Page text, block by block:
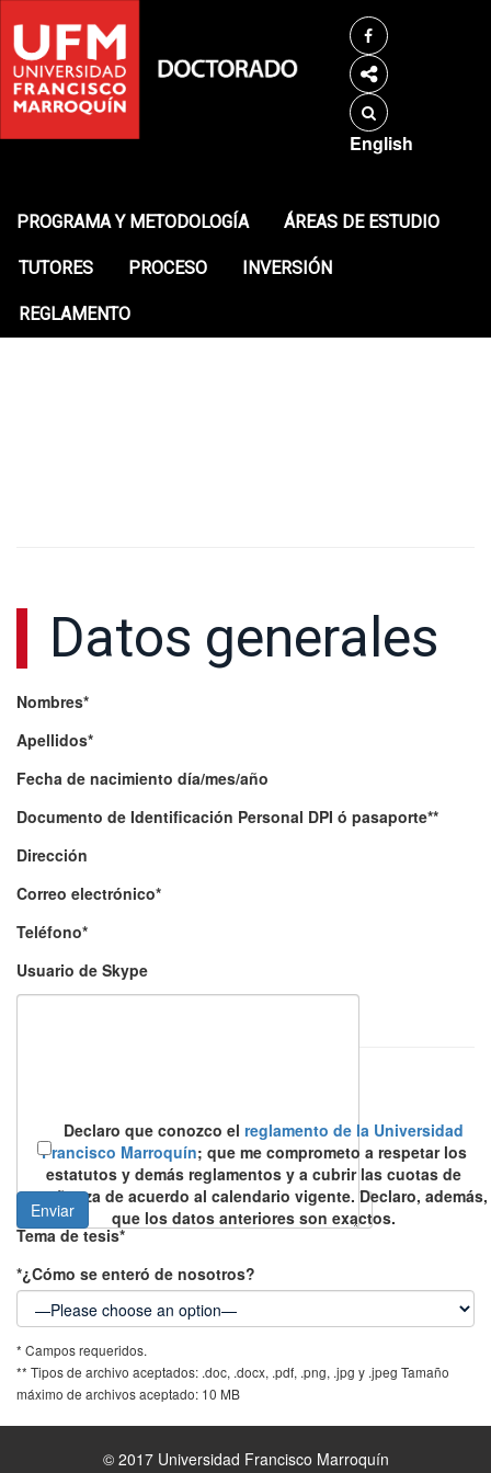
English
PROGRAMA Y METODOLOGÍA ÁREAS DE ESTUDIO
TUTORES PROCESO INVERSIÓN
REGLAMENTO
Datos generales
Nombres*
Apellidos*
Fecha de nacimiento día/mes/año
Documento de Identificación Personal DPI ó pasaporte**
Dirección
Correo electrónico*
Teléfono*
Usuario de Skype
Título**
Otros estudios(descríbalos brevemente)
Conocimiento de idiomas
Tema de tesis*
*¿Cómo se enteró de nosotros?
Declaro que conozco el reglamento de la Universidad
Francisco Marroquín; que me comprometo a respetar los
estatutos y demás reglamentos y a cubrir las cuotas de
enseñanza de acuerdo al calendario vigente. Declaro, además,
que los datos anteriores son exactos.
* Campos requeridos.
** Tipos de archivo aceptados: .doc, .docx, .pdf, .png, .jpg y .jpeg Tamaño
máximo de archivos aceptado: 10 MB
© 2017 Universidad Francisco Marroquín